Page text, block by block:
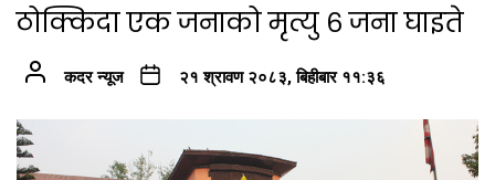
ठोक्किदा एक जनाको मृत्यु ६ जना घाइते
कदर न्यूज २१ श्रावण २०८३, बिहीबार ११:३६